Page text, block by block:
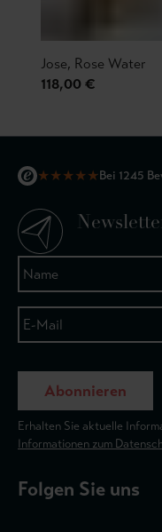
Jose, Rose Water
118,00 €
★★★★★Bei 1245
Abonnieren
Erhalten Sie aktuelle
Informationen zum
Folgen Sie uns